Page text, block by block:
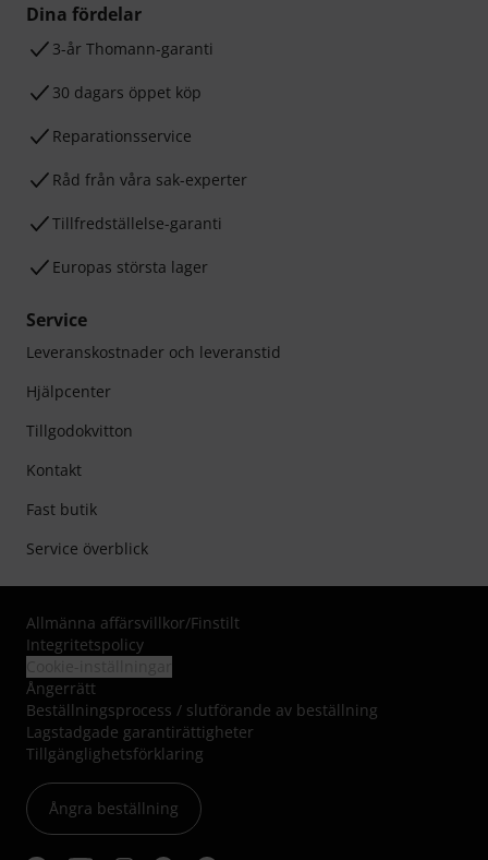
Dina fördelar
3-år Thomann-garanti
30 dagars öppet köp
Reparationsservice
Råd från våra sak-experter
Tillfredställelse-garanti
Europas största lager
Service
Leveranskostnader och leveranstid
Hjälpcenter
Tillgodokvitton
Kontakt
Fast butik
Service överblick
Allmänna affärsvillkor/Finstilt
Integritetspolicy
Ångerrätt
Beställningsprocess / slutförande av beställning
Lagstadgade garantirättigheter
Tillgänglighetsförklaring
Ångra beställning